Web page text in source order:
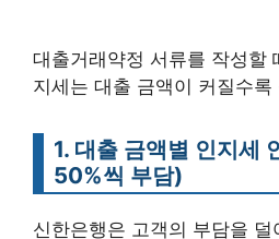
대출거래약정 서류를 작성할
지세는 대출 금액이 커질수
1. 대출 금액별 인지세
50%씩 부담)
신한은행은 고객의 부담을